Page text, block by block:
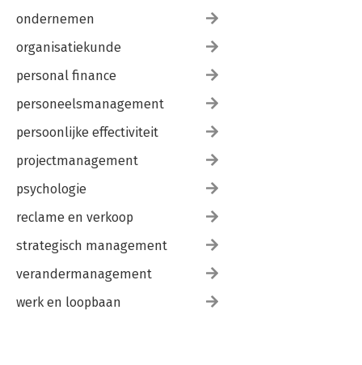
ondernemen
organisatiekunde
personal finance
personeelsmanagement
persoonlijke effectiviteit
projectmanagement
psychologie
reclame en verkoop
strategisch management
verandermanagement
werk en loopbaan